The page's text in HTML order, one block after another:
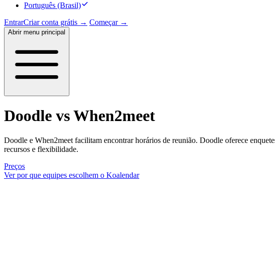
Português (Brasil)
EntrarCriar conta grátis → Começar →
Abrir menu principal
Doodle vs When2meet
Doodle e When2meet facilitam encontrar horários de reunião. Doodle oferece
recursos e flexibilidade.
Preços
Ver por que equipes escolhem o Koalendar